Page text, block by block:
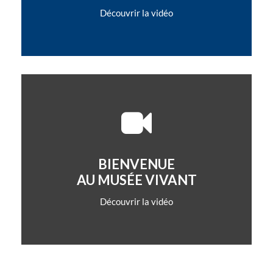
Découvrir la vidéo
BIENVENUE
AU MUSÉE VIVANT
Découvrir la vidéo